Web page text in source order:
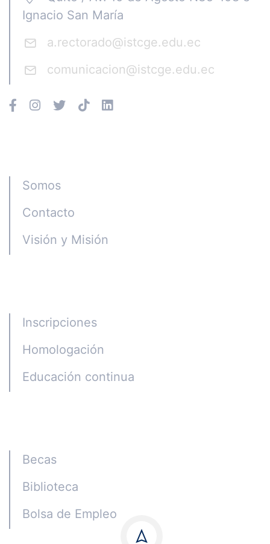
Ignacio San María
a.rectorado@istcge.edu.ec
comunicacion@istcge.edu.ec
Somos
Contacto
Visión y Misión
Inscripciones
Homologación
Educación continua
Becas
Biblioteca
Bolsa de Empleo